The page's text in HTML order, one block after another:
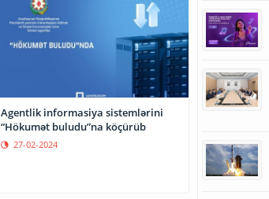
Agentlik informasiya sistemlərini
“Hökumət buludu”na köçürüb
27-02-2024